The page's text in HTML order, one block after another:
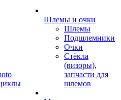
Шлемы и очки
Шлемы
Подшлемники
Очки
Стёкла
(визоры),
запчасти для
шлемов